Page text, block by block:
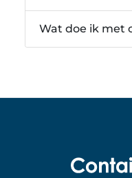
Wat doe ik met